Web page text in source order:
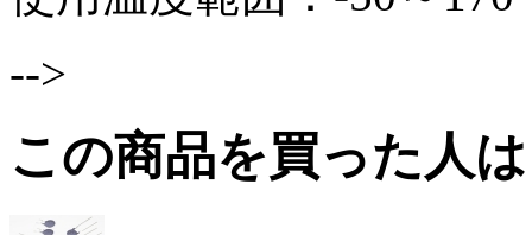
-->
この商品を買った人